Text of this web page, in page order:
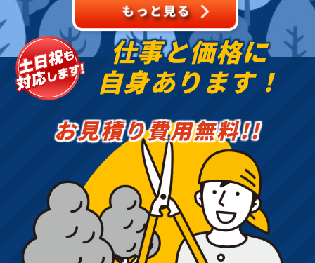
仕事と価格に
自身あります！
お見積り費用無料!!